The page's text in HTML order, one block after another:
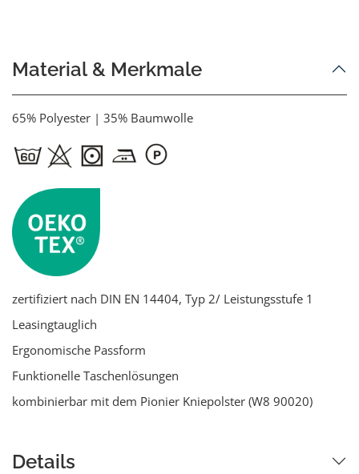
Material & Merkmale
65% Polyester | 35% Baumwolle
zertifiziert nach DIN EN 14404, Typ 2/ Leistungsstufe 1
Leasingtauglich
Ergonomische Passform
Funktionelle Taschenlösungen
kombinierbar mit dem Pionier Kniepolster (W8 90020)
Details